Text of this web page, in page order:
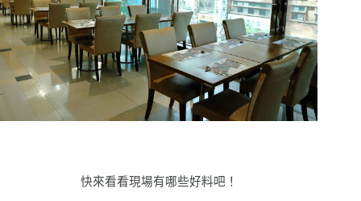
快來看看現場有哪些好料吧！